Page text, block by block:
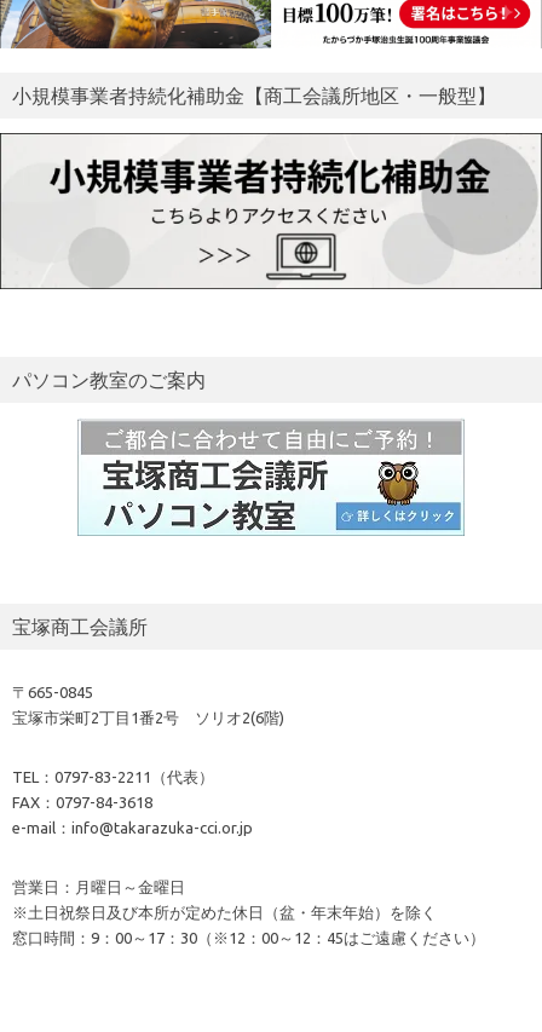
小規模事業者持続化補助金【商工会議所地区・一般型】
パソコン教室のご案内
宝塚商工会議所
〒665-0845
宝塚市栄町2丁目1番2号 ソリオ2(6階)
TEL：0797-83-2211（代表）
FAX：0797-84-3618
e-mail：info@takarazuka-cci.or.jp
営業日：月曜日～金曜日
※土日祝祭日及び本所が定めた休日（盆・年末年始）を除く
窓口時間：9：00～17：30（※12：00～12：45はご遠慮ください）